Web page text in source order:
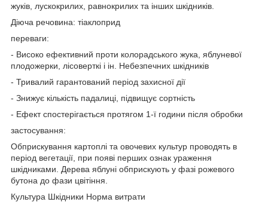
жуків, лускокрилих, равнокрилих та інших шкідників.
Діюча речовина: тіаклоприд
переваги:
- Високо ефективний проти колорадського жука, яблуневої
плодожерки, лісоверткі і ін. Небезпечних шкідників
- Тривалий гарантований період захисної дії
- Знижує кількість падалиці, підвищує сортність
- Ефект спостерігається протягом 1-ї години після обробки
застосування:
Обприскування картоплі та овочевих культур проводять в
період вегетації, при появі перших ознак ураження
шкідниками. Дерева яблуні обприскують у фазі рожевого
бутона до фази цвітіння.
Культура Шкідники Норма витрати